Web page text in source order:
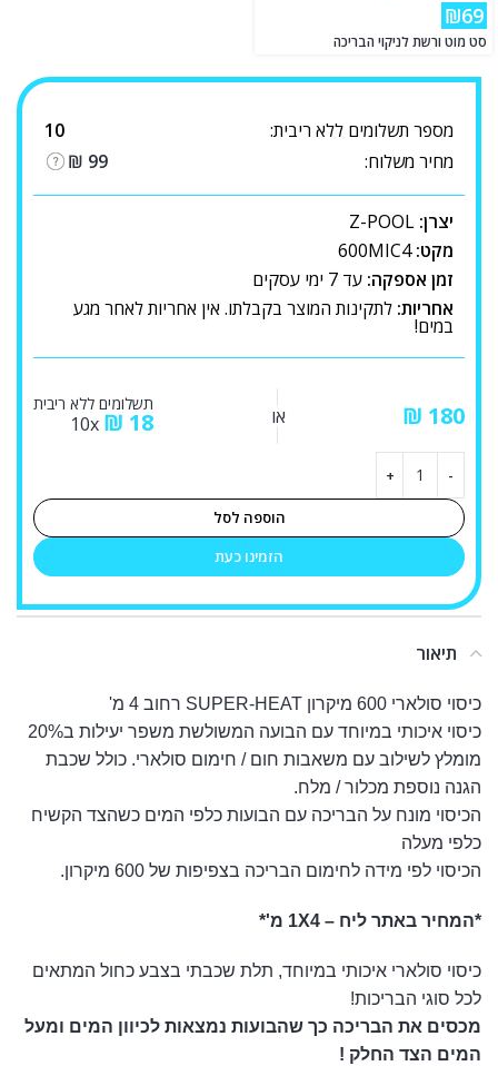
₪69
סט מוט ורשת לניקוי הבריכה
מספר תשלומים ללא ריבית:
10
מחיר משלוח:
₪ 99
יצרן: Z-POOL
מקט:600MIC4
זמן אספקה: עד 7 ימי עסקים
אחריות: לתקינות המוצר בקבלתו. אין אחריות לאחר מגע
במים!
₪ או
תשלומים ללא ריבית
₪ 18
הוספה לסל
הזמינו כעת
תיאור
כיסוי סולארי 600 מיקרון SUPER-HEAT רחוב 4 מ'
כיסוי איכותי במיוחד עם הבועה המשולשת משפר יעילות ב20%
מומלץ לשילוב עם משאבות חום / חימום סולארי. כולל שכבת
הגנה נוספת מכלור / מלח.
הכיסוי מונח על הבריכה עם הבועות כלפי המים כשהצד הקשיח
כלפי מעלה
הכיסוי לפי מידה לחימום הבריכה בצפיפות של 600 מיקרון.
*המחיר באתר ליח – 1X4 מ'*
כיסוי סולארי איכותי במיוחד, תלת שכבתי בצבע כחול המתאים
לכל סוגי הבריכות!
מכסים את הבריכה כך שהבועות נמצאות לכיוון המים ומעל
המים הצד החלק !